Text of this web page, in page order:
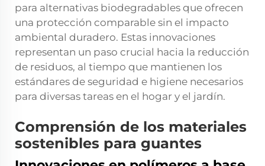
para alternativas biodegradables que ofrecen
una protección comparable sin el impacto
ambiental duradero. Estas innovaciones
representan un paso crucial hacia la reducción
de residuos, al tiempo que mantienen los
estándares de seguridad e higiene necesarios
para diversas tareas en el hogar y el jardín.
Comprensión de los materiales
sostenibles para guantes